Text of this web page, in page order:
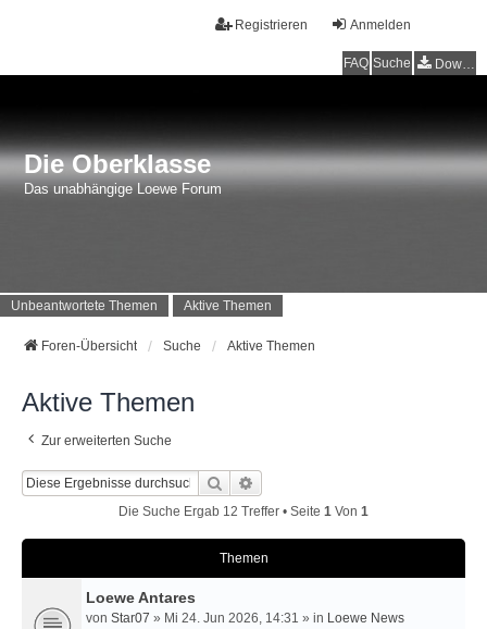
Anmelden
Registrieren
FAQ Suche Downloads
Die Oberklasse
Das unabhängige Loewe Forum
Unbeantwortete Themen Aktive Themen
Foren-Übersicht Suche Aktive Themen
Aktive Themen
Zur erweiterten Suche
Suche
Die Suche Ergab 12 Treffer • Seite 1 Von 1
Themen
Loewe Antares
von Star07 » Mi 24. Jun 2026, 14:31 » in Loewe News